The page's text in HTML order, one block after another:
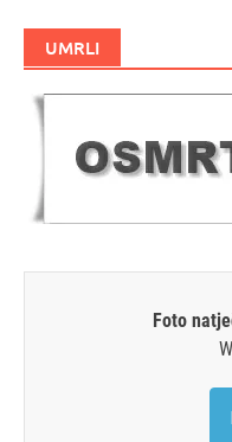
UMRLI
Foto